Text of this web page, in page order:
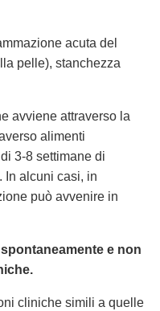
acuta del
pelle), stanchezza
avviene attraverso la
alimenti
3-8 settimane di
In alcuni casi, in
può avvenire in
e non
cliniche simili a quelle